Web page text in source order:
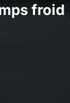
froid